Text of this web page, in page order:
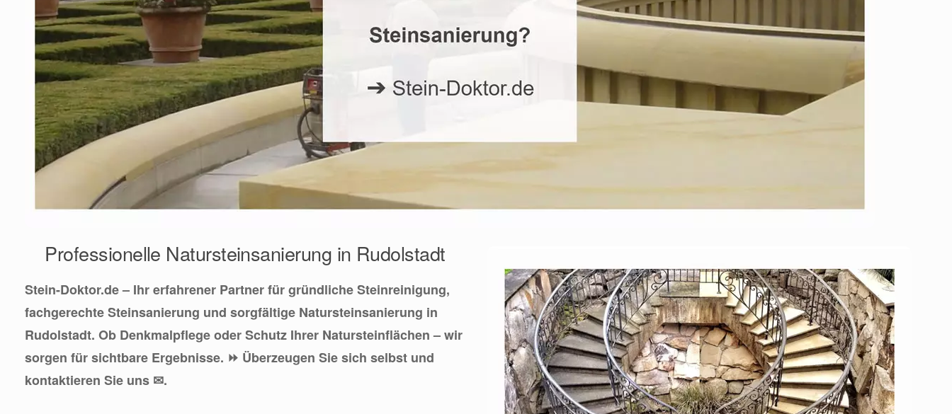
Professionelle Natursteinsanierung in Rudolstadt
Stein-Doktor.de – Ihr erfahrener Partner für gründliche Steinreinigung,
fachgerechte Steinsanierung und sorgfältige Natursteinsanierung in
Rudolstadt. Ob Denkmalpflege oder Schutz Ihrer Natursteinflächen – wir
sorgen für sichtbare Ergebnisse. ⏩ Überzeugen Sie sich selbst und
kontaktieren Sie uns ✉.